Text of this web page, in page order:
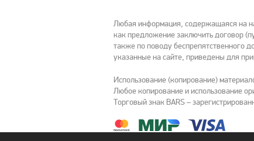
Любая информация, содержащаяся на
как предложение заключить договор
также по поводу беспрепятственного
указанные на сайте, приведены для
Использование (копирование)
Любое копирование и использование
Торговый знак BARS –